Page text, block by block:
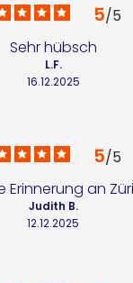
5/5
Sehr hübsch
16.12.2025
L.F.
5/5
Erinnerung an
12.12.2025
Judith B.